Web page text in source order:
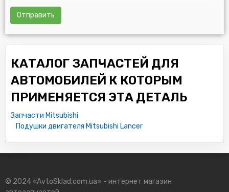
Отправить
КАТАЛОГ ЗАПЧАСТЕЙ ДЛЯ
АВТОМОБИЛЕЙ К КОТОРЫМ
ПРИМЕНЯЕТСЯ ЭТА ДЕТАЛЬ
Запчасти Mitsubishi
Подушки двигателя Mitsubishi Lancer
© 2024 «AvtoSklad.com.ua» - интернет магазин